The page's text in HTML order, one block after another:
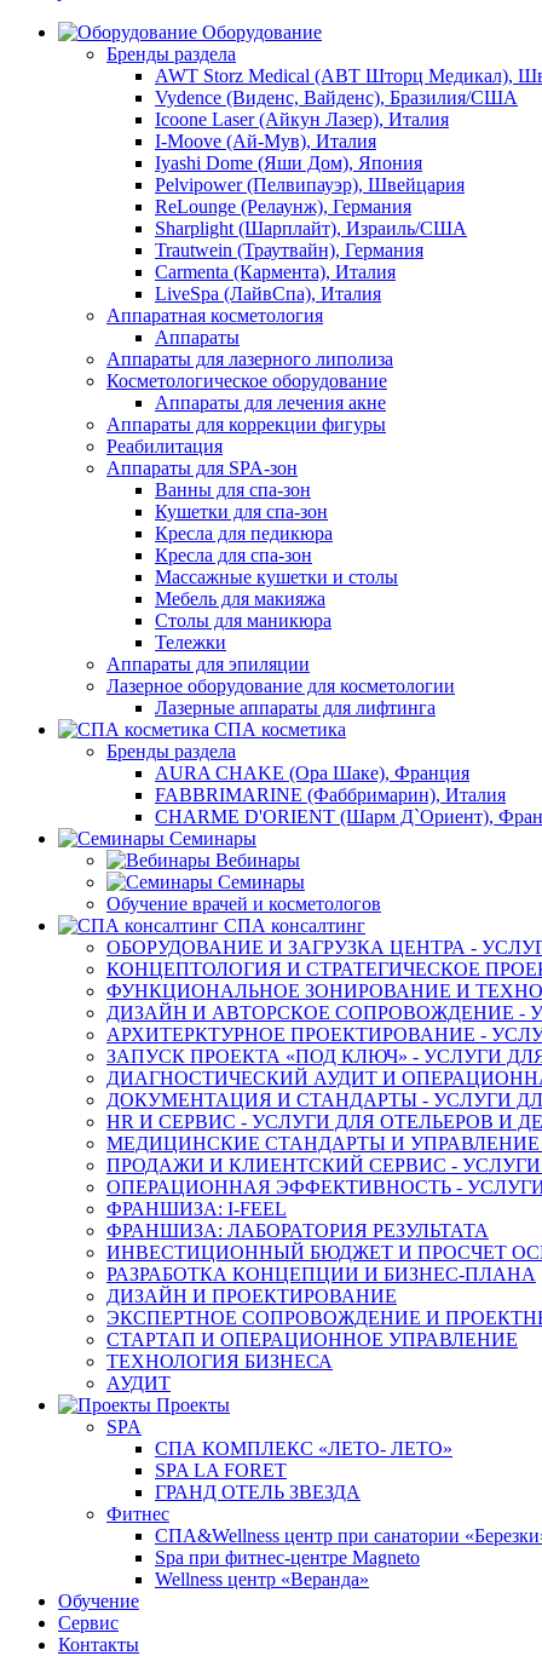
Оборудование
Бренды раздела
AWT Storz Medical (АВТ Шторц Медикал),
Vydence (Виденс, Вайденс), Бразилия/США
Icoone Laser (Айкун Лазер), Италия
I-Moove (Ай-Мув), Италия
Iyashi Dome (Яши Дом), Япония
Pelvipower (Пелвипауэр), Швейцария
ReLounge (Релаунж), Германия
Sharplight (Шарплайт), Израиль/США
Trautwein (Траутвайн), Германия
Carmenta (Кармента), Италия
LiveSpa (ЛайвСпа), Италия
Аппаратная косметология
Аппараты
Аппараты для лазерного липолиза
Косметологическое оборудование
Аппараты для лечения акне
Аппараты для коррекции фигуры
Реабилитация
Аппараты для SPA-зон
Ванны для спа-зон
Кушетки для спа-зон
Кресла для педикюра
Кресла для спа-зон
Массажные кушетки и столы
Мебель для макияжа
Столы для маникюра
Тележки
Аппараты для эпиляции
Лазерное оборудование для косметологии
Лазерные аппараты для лифтинга
СПА косметика
Бренды раздела
AURA CHAKE (Ора Шаке), Франция
FABBRIMARINE (Фаббримарин), Италия
CHARME D'ORIENT (Шарм Д`Ориент),
Семинары
Вебинары
Семинары
Обучение врачей и косметологов
СПА консалтинг
ОБОРУДОВАНИЕ И ЗАГРУЗКА ЦЕНТРА -
КОНЦЕПТОЛОГИЯ И СТРАТЕГИЧЕСКОЕ
ФУНКЦИОНАЛЬНОЕ ЗОНИРОВАНИЕ И
ДИЗАЙН И АВТОРСКОЕ СОПРОВОЖДЕНИЕ -
АРХИТЕРКТУРНОЕ ПРОЕКТИРОВАНИЕ -
ЗАПУСК ПРОЕКТА «ПОД КЛЮЧ» - УСЛУГИ
ДИАГНОСТИЧЕСКИЙ АУДИТ И
ДОКУМЕНТАЦИЯ И СТАНДАРТЫ - УСЛУГИ
HR И СЕРВИС - УСЛУГИ ДЛЯ ОТЕЛЬЕРОВ И
МЕДИЦИНСКИЕ СТАНДАРТЫ И УПРАВЛЕНИЕ
ПРОДАЖИ И КЛИЕНТСКИЙ СЕРВИС -
ОПЕРАЦИОННАЯ ЭФФЕКТИВНОСТЬ -
ФРАНШИЗА: I-FEEL
ФРАНШИЗА: ЛАБОРАТОРИЯ РЕЗУЛЬТАТА
ИНВЕСТИЦИОННЫЙ БЮДЖЕТ И ПРОСЧЕТ
РАЗРАБОТКА КОНЦЕПЦИИ И БИЗНЕС-ПЛАНА
ДИЗАЙН И ПРОЕКТИРОВАНИЕ
ЭКСПЕРТНОЕ СОПРОВОЖДЕНИЕ И
СТАРТАП И ОПЕРАЦИОННОЕ УПРАВЛЕНИЕ
ТЕХНОЛОГИЯ БИЗНЕСА
АУДИТ
Проекты
SPA
СПА КОМПЛЕКС «ЛЕТО- ЛЕТО»
SPA LA FORET
ГРАНД ОТЕЛЬ ЗВЕЗДА
Фитнес
СПА&Wellness центр при санатории
Spa при фитнес-центре Magneto
Wellness центр «Веранда»
Обучение
Сервис
Контакты